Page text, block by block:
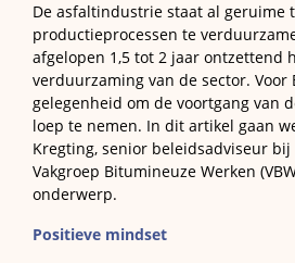
De asfaltindustrie staat al geruime
productieprocessen te
afgelopen 1,5 tot 2 jaar ontzettend
verduurzaming van de sector. Voor
gelegenheid om de voortgang van
loep te nemen. In dit artikel gaan
Kregting, senior beleidsadviseur
Vakgroep Bitumineuze Werken
onderwerp.
Positieve mindset